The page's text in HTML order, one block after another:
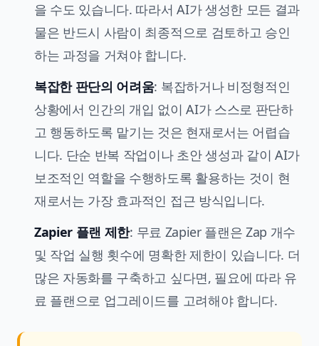
을 수도 있습니다. 따라서 AI가 생성한 모든 결과
물은 반드시 사람이 최종적으로 검토하고 승인
하는 과정을 거쳐야 합니다.
복잡한 판단의 어려움: 복잡하거나 비정형적인
상황에서 인간의 개입 없이 AI가 스스로 판단하
고 행동하도록 맡기는 것은 현재로서는 어렵습
니다. 단순 반복 작업이나 초안 생성과 같이 AI가
보조적인 역할을 수행하도록 활용하는 것이 현
재로서는 가장 효과적인 접근 방식입니다.
Zapier 플랜 제한: 무료 Zapier 플랜은 Zap 개수
및 작업 실행 횟수에 명확한 제한이 있습니다. 더
많은 자동화를 구축하고 싶다면, 필요에 따라 유
료 플랜으로 업그레이드를 고려해야 합니다.